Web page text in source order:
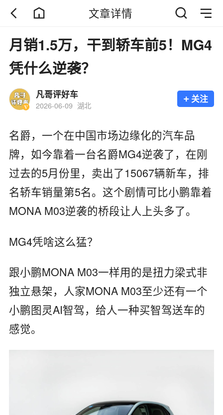
文章详情
月销1.5万，干到轿车前5！MG4
凭什么逆袭？
凡哥评好车
2026-06-09 湖北
+ 关注
名爵，一个在中国市场边缘化的汽车品
牌，如今靠着一台名爵MG4逆袭了，在刚
过去的5月份里，卖出了15067辆新车，排
名轿车销量第5名。这个剧情可比小鹏靠着
MONA M03逆袭的桥段让人上头多了。
MG4凭啥这么猛？
跟小鹏MONA M03一样用的是扭力梁式非
独立悬架，人家MONA M03至少还有一个
小鹏图灵AI智驾，给人一种买智驾送车的
感觉。